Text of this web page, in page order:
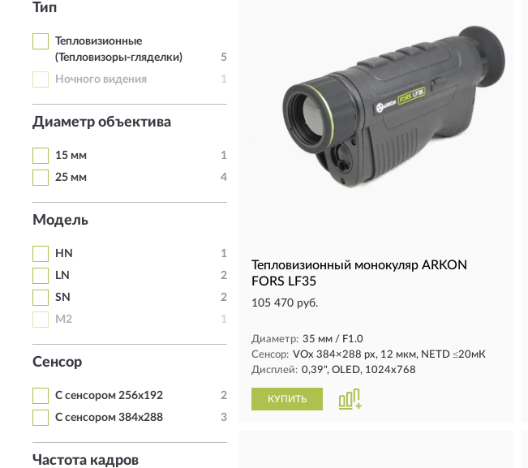
Тип
Тепловизионные
(Тепловизоры-гляделки)
5
Ночного видения
1
Диаметр объектива
15 мм
1
25 мм
4
Модель
HN
1
LN
2
SN
2
M2
1
Сенсор
С сенсором 256х192
2
С сенсором 384х288
3
Частота кадров
Тепловизионный монокуляр ARKON
FORS LF35
105 470 руб.
Диаметр: 35 мм / F1.0
Сенсор: VOx 384×288 рх, 12 мкм, NETD ≤20мК
Дисплей: 0,39", OLED, 1024х768
КУПИТЬ